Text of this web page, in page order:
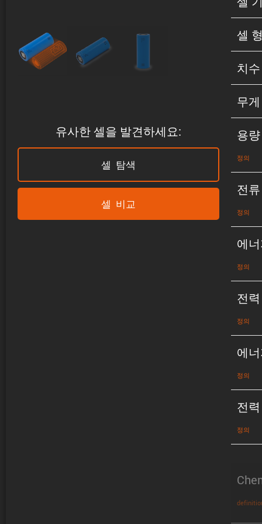
유사한 셀을 발견하세요:
셀 탐색
셀 비교
셀
치수
무게
용량
정의
전류
정의
에너
정의
전력
정의
에
정의
전
정의